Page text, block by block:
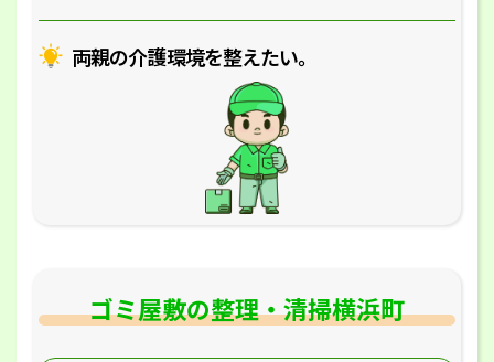
両親の介護環境を整えたい｡
ゴミ屋敷の整理・清掃横浜町